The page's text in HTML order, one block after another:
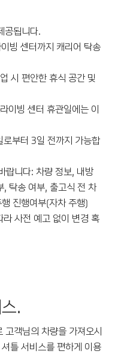
공됩니다.
빙 센터까지 캐리어 탁송
시 편안한 휴식 공간 및
이빙 센터 휴관일에는 이
부터 3일 전까지 가능합
랍니다: 차량 정보, 내방
, 탁송 여부, 출고식 전 차
진행여부(자차 주행)
사전 예고 없이 변경 혹
.
객님의 차량을 가져오시
틀 서비스를 편하게 이용